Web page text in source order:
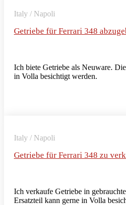
Italy / Napoli
Getriebe für Ferrari 348
Ich biete Getriebe als Neuware.
in Volla besichtigt werden.
Italy / Napoli
Getriebe für Ferrari 348 zu
Ich verkaufe Getriebe in
Ersatzteil kann gerne in Volla